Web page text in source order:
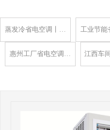
蒸发冷省电空调丨… 工业节
惠州工厂省电空调… 江西车